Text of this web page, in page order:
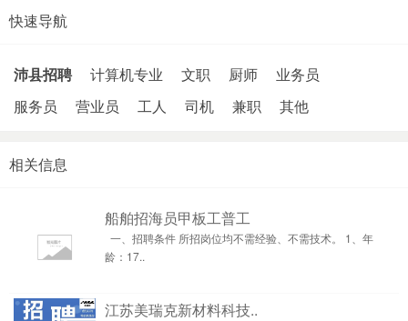
快速导航
沛县招聘 计算机专业 文职 厨师
业务员
服务员
营业员 工人 司机 兼职 其他
相关信息
船舶招海员甲板工普工
一、招聘条件 所招岗位均不需经验、不需技术。 1、年
龄：17..
江苏美瑞克新材料科技..